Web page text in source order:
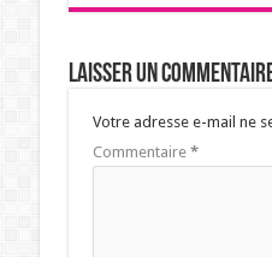
Laisser un
Votre adresse e-mail ne
Commentaire *